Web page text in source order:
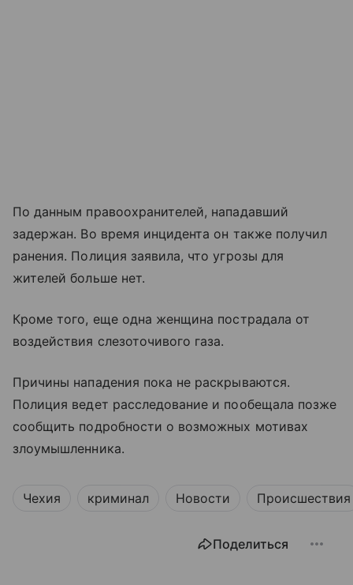
По данным правоохранителей, нападавший
задержан. Во время инцидента он также получил
ранения. Полиция заявила, что угрозы для
жителей больше нет.
Кроме того, еще одна женщина пострадала от
воздействия слезоточивого газа.
Причины нападения пока не раскрываются.
Полиция ведет расследование и пообещала позже
сообщить подробности о возможных мотивах
злоумышленника.
Чехия криминал Новости Происшествия
Поделиться